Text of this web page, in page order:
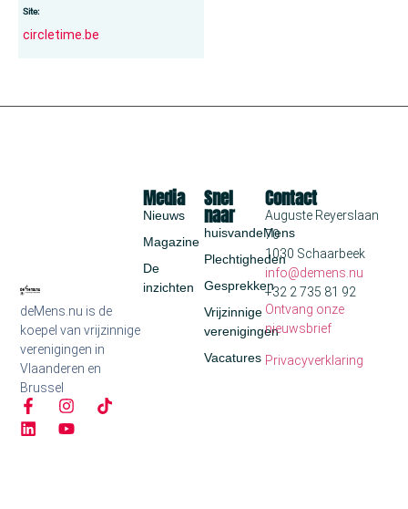
Site:
circletime.be
deMens.nu is de
koepel van vrijzinnige
verenigingen in
Vlaanderen en
Brussel
Snel
naar
huisvandeMens
Plechtigheden
Gesprekken
Vrijzinnige
verenigingen
Vacatures
Media
Nieuws
Magazine
De
inzichten
Contact
Auguste Reyerslaan
70
1030 Schaarbeek
info@demens.nu
+32 2 735 81 92
Ontvang onze
nieuwsbrief
Privacyverklaring